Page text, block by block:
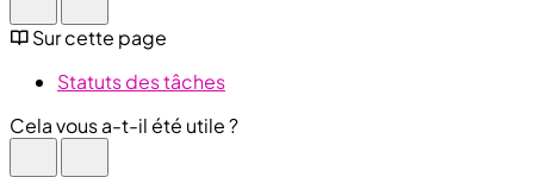
Sur cette page
Statuts des tâches
Cela vous a-t-il été utile ?